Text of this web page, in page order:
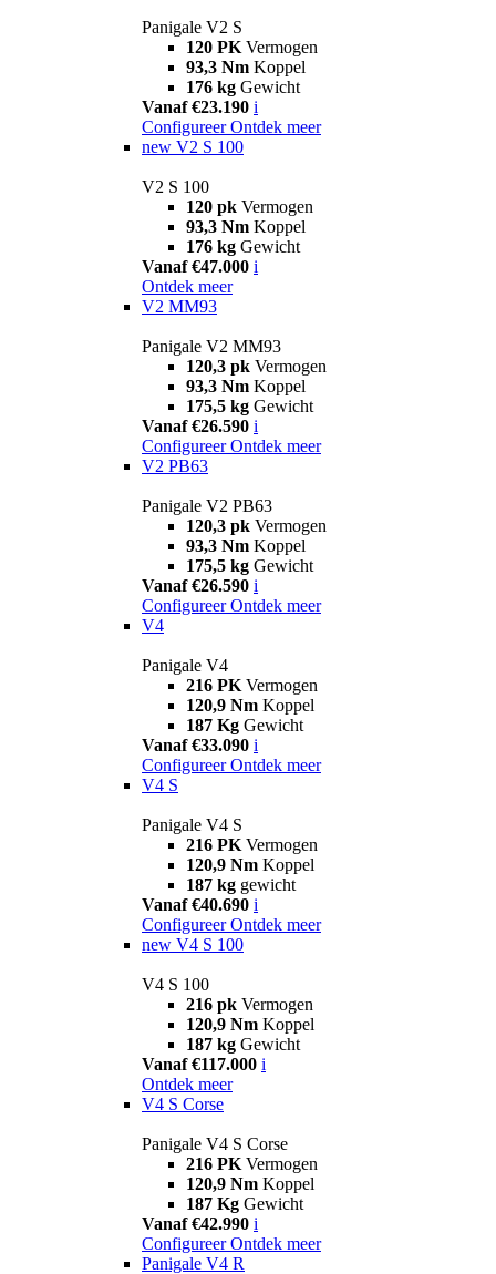
Panigale V2 S
120 PK Vermogen
93,3 Nm Koppel
176 kg Gewicht
Vanaf €23.190 i
Configureer Ontdek meer
new V2 S 100
V2 S 100
120 pk Vermogen
93,3 Nm Koppel
176 kg Gewicht
Vanaf €47.000 i
Ontdek meer
V2 MM93
Panigale V2 MM93
120,3 pk Vermogen
93,3 Nm Koppel
175,5 kg Gewicht
Vanaf €26.590 i
Configureer Ontdek meer
V2 PB63
Panigale V2 PB63
120,3 pk Vermogen
93,3 Nm Koppel
175,5 kg Gewicht
Vanaf €26.590 i
Configureer Ontdek meer
V4
Panigale V4
216 PK Vermogen
120,9 Nm Koppel
187 Kg Gewicht
Vanaf €33.090 i
Configureer Ontdek meer
V4 S
Panigale V4 S
216 PK Vermogen
120,9 Nm Koppel
187 kg gewicht
Vanaf €40.690 i
Configureer Ontdek meer
new V4 S 100
V4 S 100
216 pk Vermogen
120,9 Nm Koppel
187 kg Gewicht
Vanaf €117.000 i
Ontdek meer
V4 S Corse
Panigale V4 S Corse
216 PK Vermogen
120,9 Nm Koppel
187 Kg Gewicht
Vanaf €42.990 i
Configureer Ontdek meer
Panigale V4 R